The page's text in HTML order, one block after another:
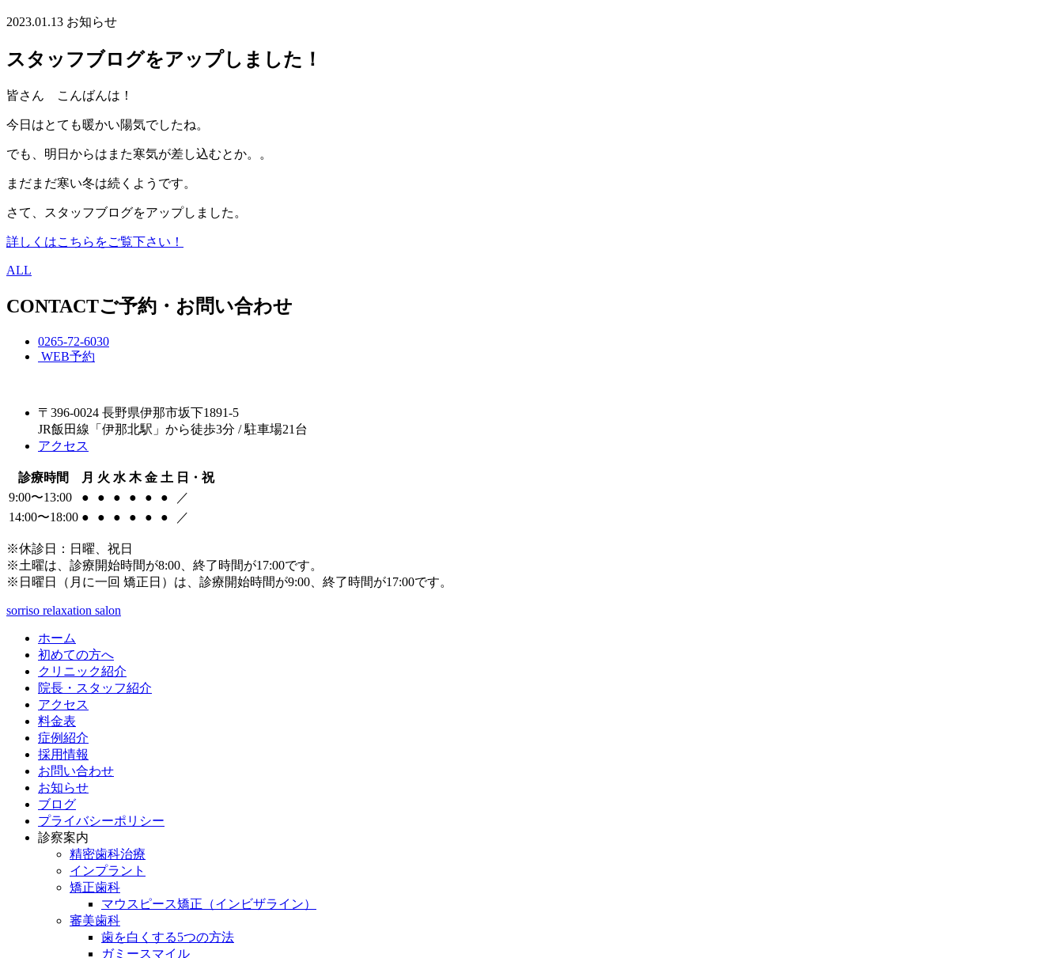
2023.01.13 お知らせ
スタッフブログをアップしました！
皆さん こんばんは！
今日はとても暖かい陽気でしたね。
でも、明日からはまた寒気が差し込むとか。。
まだまだ寒い冬は続くようです。
さて、スタッフブログをアップしました。
詳しくはこちらをご覧下さい！
ALL
CONTACTご予約・お問い合わせ
0265-72-6030
WEB予約
〒396-0024 長野県伊那市坂下1891-5
JR飯田線「伊那北駅」から徒歩3分 / 駐車場21台
アクセス
診療時間 月 火 水 木 金 土 日・祝
9:00〜13:00
● ● ● ● ● ●
／
14:00〜18:00 ● ● ● ● ● ● ／
※休診日：日曜、祝日
※土曜は、診療開始時間が8:00、終了時間が17:00です。
※日曜日（月に一回 矯正日）は、診療開始時間が9:00、終了時間が17:00です。
sorriso relaxation salon
ホーム
初めての方へ
クリニック紹介
院長・スタッフ紹介
アクセス
料金表
症例紹介
採用情報
お問い合わせ
お知らせ
ブログ
プライバシーポリシー
診察案内
精密歯科治療
インプラント
矯正歯科
マウスピース矯正（インビザライン）
審美歯科
歯を白くする5つの方法
ガミースマイル